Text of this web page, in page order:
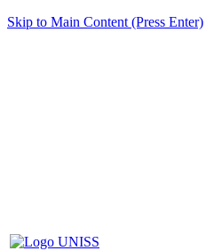
Skip to Main Content (Press Enter)